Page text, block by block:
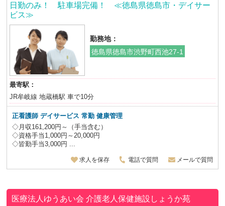
日勤のみ！ 駐車場完備！ ≪徳島県徳島市・デイサー
ビス≫
勤務地：
徳島県徳島市渋野町西池27-1
最寄駅：
JR牟岐線 地蔵橋駅 車で10分
正看護師 デイサービス常勤 健康管理
◇月収161,200円～（手当含む）
◇資格手当1,000円～20,000円
◇皆勤手当3,000円 ...
求人を保存 電話で質問 メールで質問
医療法人ゆうあい会介護老人保健施設しょうか苑